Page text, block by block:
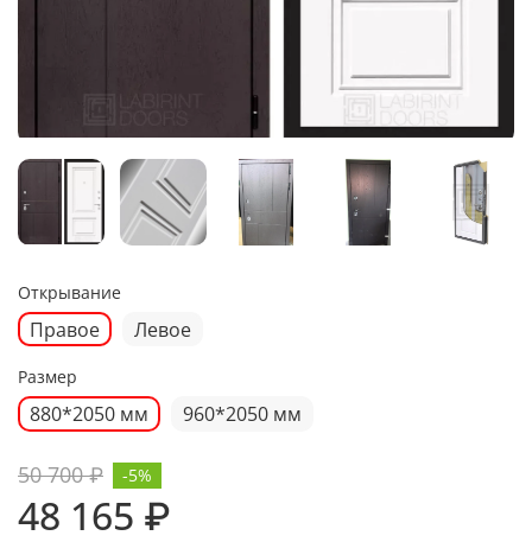
Открывание
Правое Левое
Размер
880*2050 мм 960*2050 мм
50 700 ₽
48 165 ₽
-5%